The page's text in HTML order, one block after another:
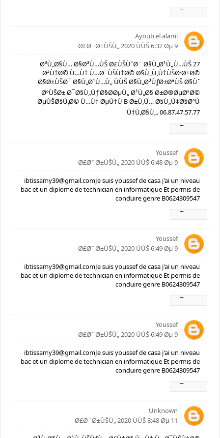
Ayoub el alami
9 Ø£Ø¨Ø±ÙŠÙ„ 2020 ÙÙŠ 6:32 Øµ
Ø³Ù„Ø§Ù… Ø§Ø³Ù…ÙŠ Ø£ÙŠÙˆØ¨ Ø§Ù„Ø¹Ù„Ù…ÙŠ 27
Ø³Ù†Ø© Ù…Ù† Ù…Ø¯ÙŠÙ†Ø© Ø§Ù„Ù‚Ù†ÙŠØ·Ø±Ø©
Ø§Ø±ÙŠØ¯ Ø§Ù„Ø¹Ù…Ù„ ÙÙŠ Ø§Ù„Ø³ÙƒØ±ØªÙŠ Ø§Ùˆ
ØºÙŠØ± Ø¯Ø§Ù„Ùƒ Ø§Ø­ØµÙ„ Ø¹Ù„Ø§ Ø±Ø®ØµØªØ©
ØµÙŠØ§Ù‚Ø© Ù…Ù† ØµÙ†Ù B Ø±Ù‚Ù… Ø§Ù„Ù‡Ø§ØªÙ
Ù†Ù‚Ø§Ù„. 06.87.47.57.77
Youssef
9 Ø£Ø¨Ø±ÙŠÙ„ 2020 ÙÙŠ 6:48 Øµ
ibtissamy39@gmail.comJe suis youssef de casa j'ai un niveau
bac et un diplome de technician en informatique Et permis de
conduire genre B0624309547
Youssef
9 Ø£Ø¨Ø±ÙŠÙ„ 2020 ÙÙŠ 6:49 Øµ
ibtissamy39@gmail.comJe suis youssef de casa j'ai un niveau
bac et un diplome de technician en informatique Et permis de
conduire genre B0624309547
Youssef
9 Ø£Ø¨Ø±ÙŠÙ„ 2020 ÙÙŠ 6:49 Øµ
ibtissamy39@gmail.comJe suis youssef de casa j'ai un niveau
bac et un diplome de technician en informatique Et permis de
conduire genre B0624309547
Unknown
11 Ø£Ø¨Ø±ÙŠÙ„ 2020 ÙÙŠ 8:48 Øµ